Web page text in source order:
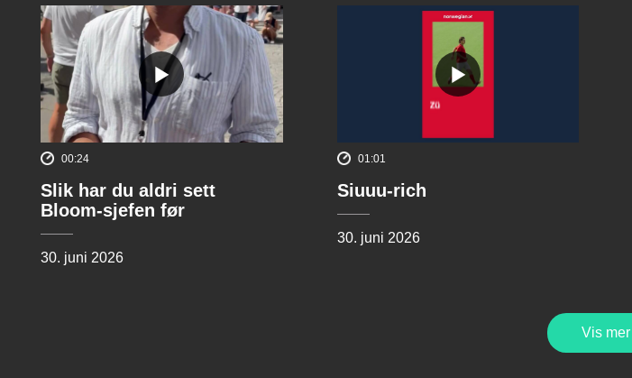
00:24
Slik har du aldri sett
Bloom-sjefen før
30. juni 2026
01:01
Siuuu-rich
30. juni 2026
Vis mer